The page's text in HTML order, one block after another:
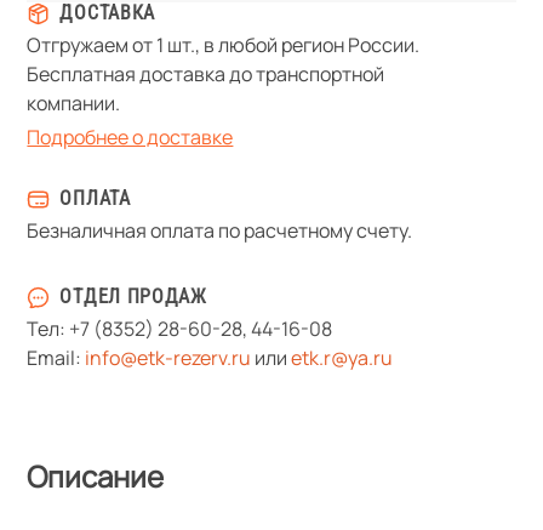
ДОСТАВКА
Отгружаем от 1 шт., в любой регион России.
Бесплатная доставка до транспортной
компании.
Подробнее о доставке
ОПЛАТА
Безналичная оплата по расчетному счету.
ОТДЕЛ ПРОДАЖ
Тел: +7 (8352) 28-60-28,44-16-08
Email: info@etk-rezerv.ru илиetk.r@ya.ru
Описание